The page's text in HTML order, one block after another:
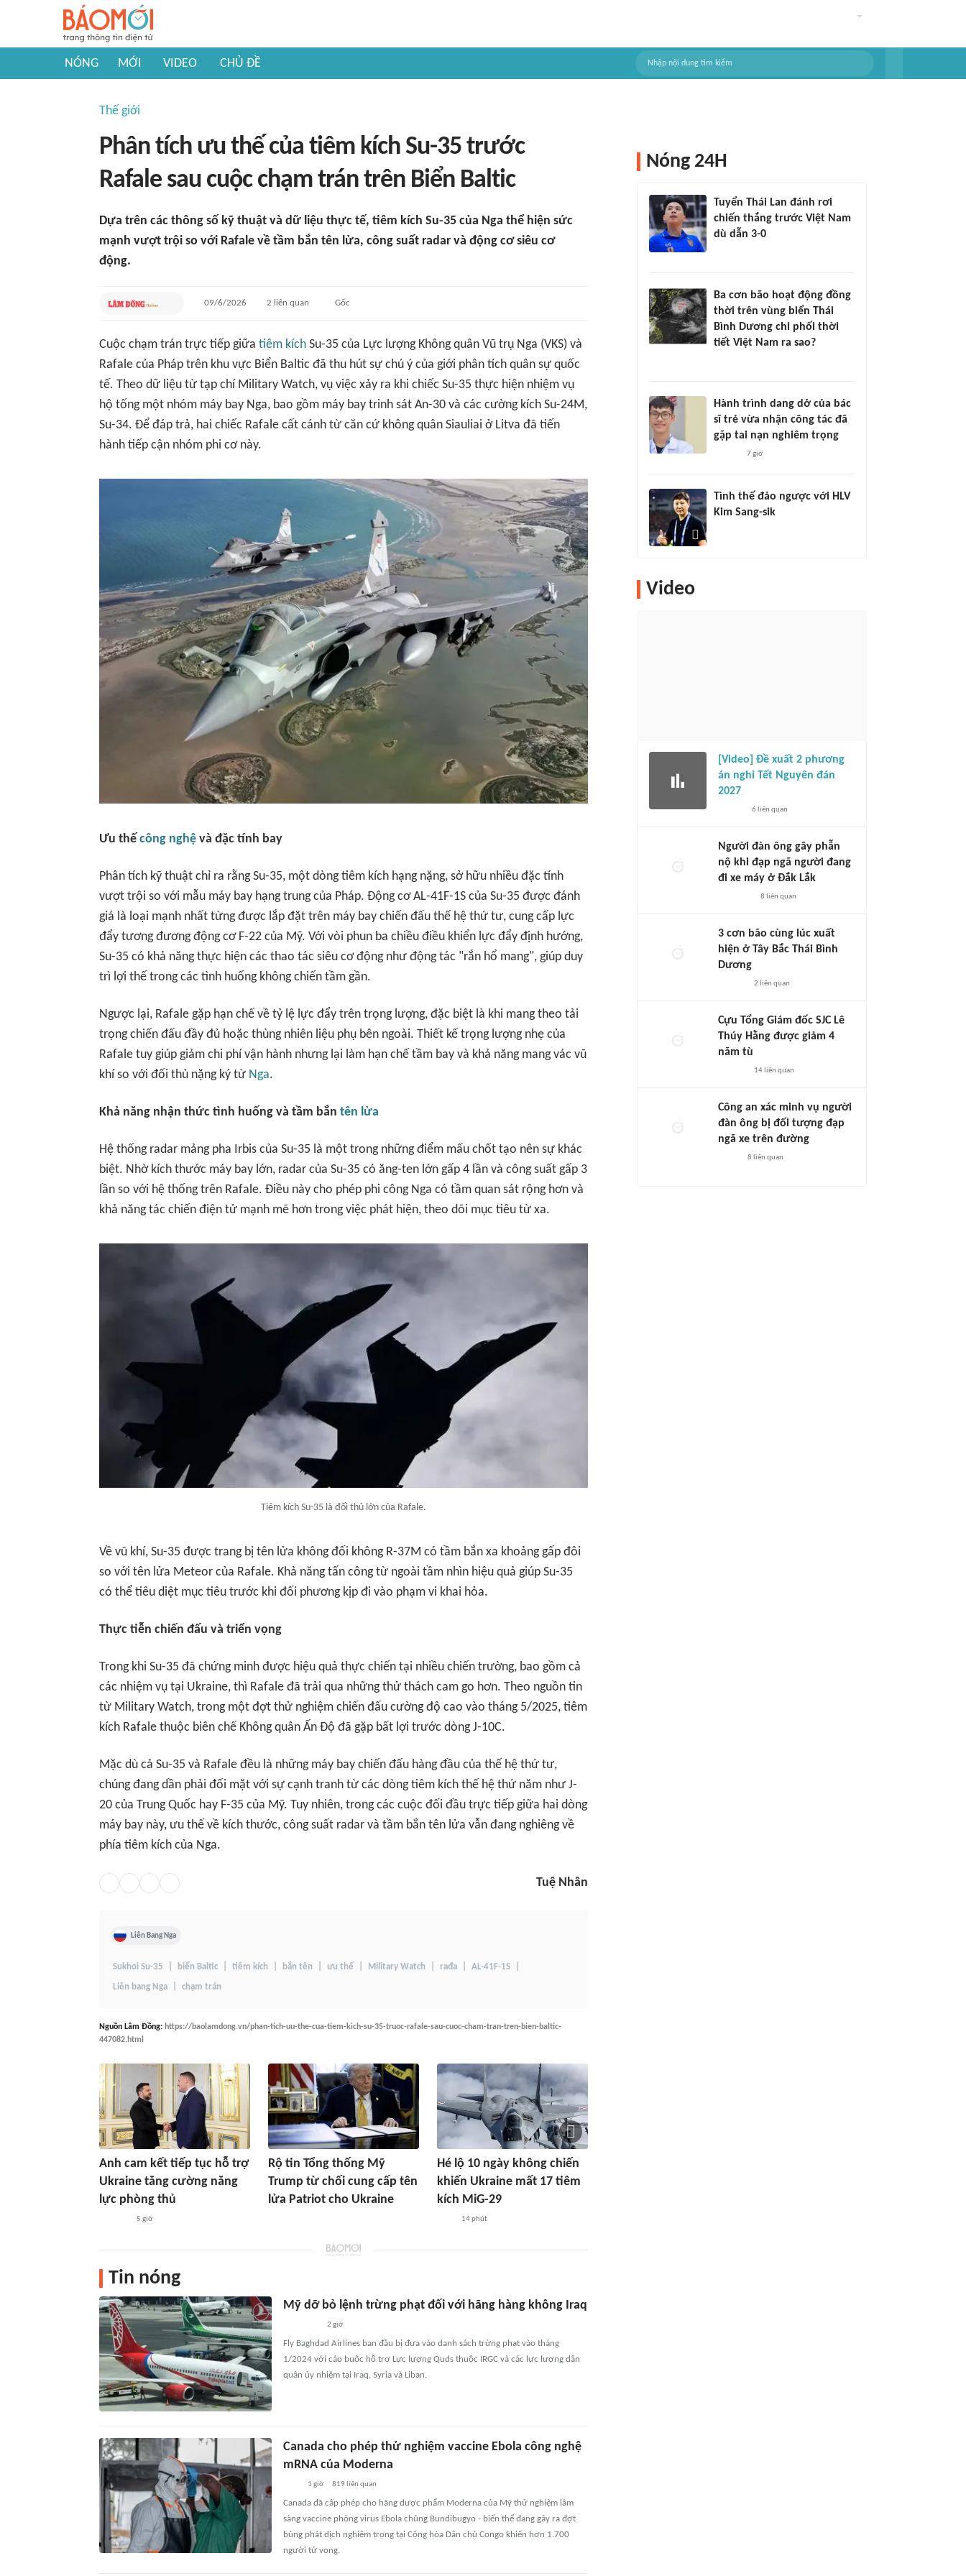
NÓNG MỚI VIDEO CHỦ ĐỀ
Thế giới
Phân tích ưu thế của tiêm kích Su-35 trước
Rafale sau cuộc chạm trán trên Biển Baltic
Dựa trên các thông số kỹ thuật và dữ liệu thực tế, tiêm kích Su-35 của Nga thể hiện sức
mạnh vượt trội so với Rafale về tầm bắn tên lửa, công suất radar và động cơ siêu cơ
động.
09/6/2026 2 liên quan Gốc
Cuộc chạm trán trực tiếp giữa tiêm kích Su-35 của Lực lượng Không quân Vũ trụ Nga (VKS) và
Rafale của Pháp trên khu vực Biển Baltic đã thu hút sự chú ý của giới phân tích quân sự quốc
tế. Theo dữ liệu từ tạp chí Military Watch, vụ việc xảy ra khi chiếc Su-35 thực hiện nhiệm vụ
hộ tống một nhóm máy bay Nga, bao gồm máy bay trinh sát An-30 và các cường kích Su-24M,
Su-34. Để đáp trả, hai chiếc Rafale cất cánh từ căn cứ không quân Siauliai ở Litva đã tiến
hành tiếp cận nhóm phi cơ này.
Ưu thế công nghệ và đặc tính bay
Phân tích kỹ thuật chỉ ra rằng Su-35, một dòng tiêm kích hạng nặng, sở hữu nhiều đặc tính
vượt trội so với mẫu máy bay hạng trung của Pháp. Động cơ AL-41F-1S của Su-35 được đánh
giá là loại mạnh nhất từng được lắp đặt trên máy bay chiến đấu thế hệ thứ tư, cung cấp lực
đẩy tương đương động cơ F-22 của Mỹ. Với vòi phun ba chiều điều khiển lực đẩy định hướng,
Su-35 có khả năng thực hiện các thao tác siêu cơ động như động tác "rắn hổ mang", giúp duy
trì lợi thế trong các tình huống không chiến tầm gần.
Ngược lại, Rafale gặp hạn chế về tỷ lệ lực đẩy trên trọng lượng, đặc biệt là khi mang theo tải
trọng chiến đấu đầy đủ hoặc thùng nhiên liệu phụ bên ngoài. Thiết kế trọng lượng nhẹ của
Rafale tuy giúp giảm chi phí vận hành nhưng lại làm hạn chế tầm bay và khả năng mang vác vũ
khí so với đối thủ nặng ký từ Nga.
Khả năng nhận thức tình huống và tầm bắn tên lửa
Hệ thống radar mảng pha Irbis của Su-35 là một trong những điểm mấu chốt tạo nên sự khác
biệt. Nhờ kích thước máy bay lớn, radar của Su-35 có ăng-ten lớn gấp 4 lần và công suất gấp 3
lần so với hệ thống trên Rafale. Điều này cho phép phi công Nga có tầm quan sát rộng hơn và
khả năng tác chiến điện tử mạnh mẽ hơn trong việc phát hiện, theo dõi mục tiêu từ xa.
Tiêm kích Su-35 là đối thủ lớn của Rafale.
Về vũ khí, Su-35 được trang bị tên lửa không đối không R-37M có tầm bắn xa khoảng gấp đôi
so với tên lửa Meteor của Rafale. Khả năng tấn công từ ngoài tầm nhìn hiệu quả giúp Su-35
có thể tiêu diệt mục tiêu trước khi đối phương kịp đi vào phạm vi khai hỏa.
Thực tiễn chiến đấu và triển vọng
Trong khi Su-35 đã chứng minh được hiệu quả thực chiến tại nhiều chiến trường, bao gồm cả
các nhiệm vụ tại Ukraine, thì Rafale đã trải qua những thử thách cam go hơn. Theo nguồn tin
từ Military Watch, trong một đợt thử nghiệm chiến đấu cường độ cao vào tháng 5/2025, tiêm
kích Rafale thuộc biên chế Không quân Ấn Độ đã gặp bất lợi trước dòng J-10C.
Mặc dù cả Su-35 và Rafale đều là những máy bay chiến đấu hàng đầu của thế hệ thứ tư,
chúng đang dần phải đối mặt với sự cạnh tranh từ các dòng tiêm kích thế hệ thứ năm như J-
20 của Trung Quốc hay F-35 của Mỹ. Tuy nhiên, trong các cuộc đối đầu trực tiếp giữa hai dòng
máy bay này, ưu thế về kích thước, công suất radar và tầm bắn tên lửa vẫn đang nghiêng về
phía tiêm kích của Nga.
Tuệ Nhân
Liên Bang Nga
Sukhoi Su-35 biển Baltic tiêm kích bắn tên ưu thế Military Watch rađa AL-41F-1S
Liên bang Nga chạm trán
Nguồn Lâm Đồng: https://baolamdong.vn/phan-tich-uu-the-cua-tiem-kich-su-35-truoc-rafale-sau-cuoc-cham-tran-tren-bien-baltic-
447082.html
Anh cam kết tiếp tục hỗ trợ
Ukraine tăng cường năng
lực phòng thủ
5 giờ
Rộ tin Tổng thống Mỹ
Trump từ chối cung cấp tên
lửa Patriot cho Ukraine
Hé lộ 10 ngày không chiến
khiến Ukraine mất 17 tiêm
kích MiG-29
14 phút
Tin nóng
Mỹ dỡ bỏ lệnh trừng phạt đối với hãng hàng không Iraq
2 giờ
Fly Baghdad Airlines ban đầu bị đưa vào danh sách trừng phạt vào tháng
1/2024 với cáo buộc hỗ trợ Lực lượng Quds thuộc IRGC và các lực lượng dân
quân ủy nhiệm tại Iraq, Syria và Liban.
Canada cho phép thử nghiệm vaccine Ebola công nghệ
mRNA của Moderna
1 giờ 819 liên quan
Canada đã cấp phép cho hãng dược phẩm Moderna của Mỹ thử nghiệm lâm
sàng vaccine phòng virus Ebola chủng Bundibugyo - biến thể đang gây ra đợt
bùng phát dịch nghiêm trọng tại Cộng hòa Dân chủ Congo khiến hơn 1.700
người tử vong.
Nóng 24H
Tuyển Thái Lan đánh rơi
chiến thắng trước Việt Nam
dù dẫn 3-0
Ba cơn bão hoạt động đồng
thời trên vùng biển Thái
Bình Dương chi phối thời
tiết Việt Nam ra sao?
Hành trình dang dở của bác
sĩ trẻ vừa nhận công tác đã
gặp tai nạn nghiêm trọng
7 giờ
Tình thế đảo ngược với HLV
Kim Sang-sik
Video
[Video] Đề xuất 2 phương
án nghỉ Tết Nguyên đán
2027
6 liên quan
Người đàn ông gây phẫn
nộ khi đạp ngã người đang
đi xe máy ở Đắk Lắk
8 liên quan
3 cơn bão cùng lúc xuất
hiện ở Tây Bắc Thái Bình
Dương
2 liên quan
Cựu Tổng Giám đốc SJC Lê
Thúy Hằng được giảm 4
năm tù
14 liên quan
Công an xác minh vụ người
đàn ông bị đối tượng đạp
ngã xe trên đường
8 liên quan